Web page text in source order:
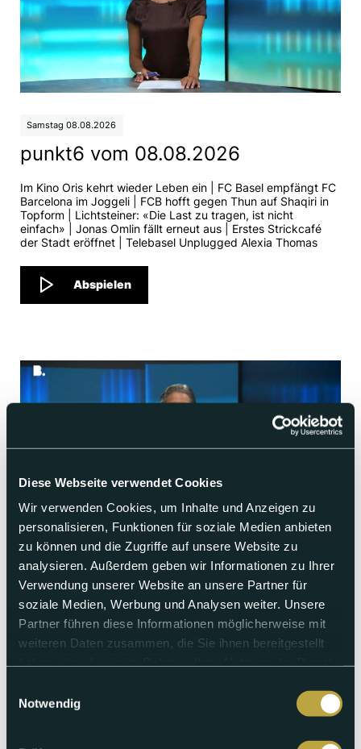
Diese Webseite verwendet Cookies
Wir verwenden Cookies, um Inhalte und Anzeigen zu
personalisieren, Funktionen für soziale Medien anbieten
zu können und die Zugriffe auf unsere Website zu
analysieren. Außerdem geben wir Informationen zu Ihrer
Verwendung unserer Website an unsere Partner für
soziale Medien, Werbung und Analysen weiter. Unsere
Partner führen diese Informationen möglicherweise mit
weiteren Daten zusammen, die Sie ihnen bereitgestellt
Notwendig
Hotellerie Lernende
bekommen mehr Ferien
Beni Thurnheer zu Gast
zum WM-Start
Samstag 08.08.2026
punkt6 vom 08.08.2026
Im Kino Oris kehrt wieder Leben ein | FC Basel empfängt FC
Barcelona im Joggeli | FCB hofft gegen Thun auf Shaqiri in
Topform | Lichtsteiner: «Die Last zu tragen, ist nicht
einfach» | Jonas Omlin fällt erneut aus | Erstes Strickcafé
der Stadt eröffnet | Telebasel Unplugged Alexia Thomas
Abspielen
Freitag 07.08.2026
punkt6 vom 07.08.2026
Bund unterstützt Bauern in der Dürrekrise | Elf Männer nach
Gewalt an türkischem Kinderfest verurteilt |
Dampfentwicklung bei Bachem löst Feuerwehreinsatz aus |
plant offenbar Testspiel im Joggeli | Legionellen: Zwei neue
Fälle in Basel-Stadt | Florim Brajshori im Summergspröch